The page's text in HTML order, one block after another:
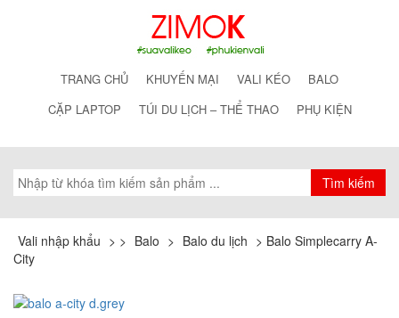
TRANG CHỦ KHUYẾN MẠI VALI KÉO
BALO
CẶP LAPTOP
TÚI DU LỊCH – THỂ THAO PHỤ KIỆN
Vali nhập khẩu > > Balo > Balo du lịch > Balo Simplecarry A-
City